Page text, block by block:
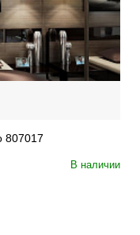
Punto 807017
В наличии